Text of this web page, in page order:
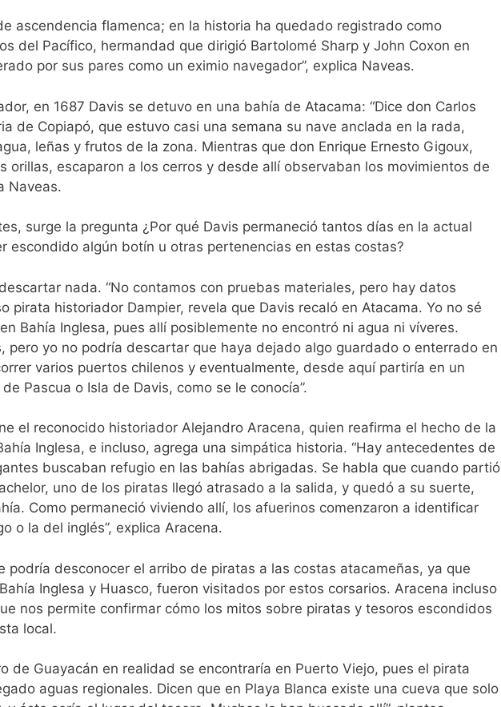
ascendencia flamenca; en la historia ha quedado registrado como
del Pacífico, hermandad que dirigió Bartolomé Sharp y John Coxon en
por sus pares como un eximio navegador”, explica Naveas.
en 1687 Davis se detuvo en una bahía de Atacama: “Dice don Carlos
de Copiapó, que estuvo casi una semana su nave anclada en la rada,
leñas y frutos de la zona. Mientras que don Enrique Ernesto Gigoux,
orillas, escaparon a los cerros y desde allí observaban los movimientos de
Naveas.
surge la pregunta ¿Por qué Davis permaneció tantos días en la actual
escondido algún botín u otras pertenencias en estas costas?
nada. “No contamos con pruebas materiales, pero hay datos
pirata historiador Dampier, revela que Davis recaló en Atacama. Yo no sé
Bahía Inglesa, pues allí posiblemente no encontró ni agua ni víveres.
pero yo no podría descartar que haya dejado algo guardado o enterrado en
varios puertos chilenos y eventualmente, desde aquí partiría en un
Pascua o Isla de Davis, como se le conocía”.
el reconocido historiador Alejandro Aracena, quien reafirma el hecho de la
Inglesa, e incluso, agrega una simpática historia. “Hay antecedentes de
buscaban refugio en las bahías abrigadas. Se habla que cuando partió
uno de los piratas llegó atrasado a la salida, y quedó a su suerte,
Como permaneció viviendo allí, los afuerinos comenzaron a identificar
o la del inglés”, explica Aracena.
podría desconocer el arribo de piratas a las costas atacameñas, ya que
Inglesa y Huasco, fueron visitados por estos corsarios. Aracena incluso
nos permite confirmar cómo los mitos sobre piratas y tesoros escondidos
local.
de Guayacán en realidad se encontraría en Puerto Viejo, pues el pirata
aguas regionales. Dicen que en Playa Blanca existe una cueva que solo